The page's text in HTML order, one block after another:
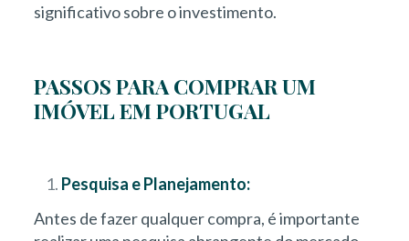
significativo sobre o investimento.
PASSOS PARA COMPRAR UM
IMÓVEL EM PORTUGAL
Pesquisa e Planejamento:
Antes de fazer qualquer compra, é importante